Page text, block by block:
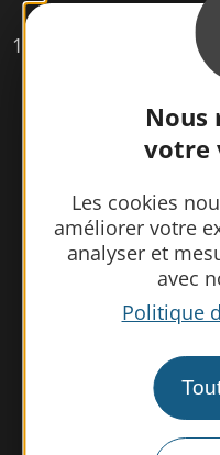
Nous
votre
Les cookies
améliorer votre
analyser et
avec
Politique
Cœur d’Astarac en
13, rue de l'Evêché -
Tél. 05 62
Contactez-